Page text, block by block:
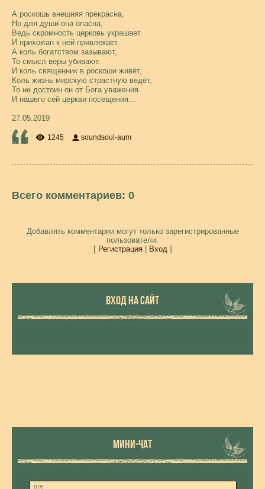
А роскошь внешняя прекрасна,
Но для души она опасна,
Ведь скромность церковь украшает
И прихожан к ней привлекает.
А коль богатством зазывают,
То смысл веры убивают.
И коль священник в роскоши живёт,
Коль жизнь мирскую страстную ведёт,
То не достоин он от Бога уважения
И нашего сей церкви посещения...
27.05.2019
1245 soundsoul-aum
Всего комментариев: 0
Добавлять комментарии могут только зарегистрированные
пользователи.
[ Регистрация| Вход]
ВХОД НА САЙТ
МИНИ-ЧАТ